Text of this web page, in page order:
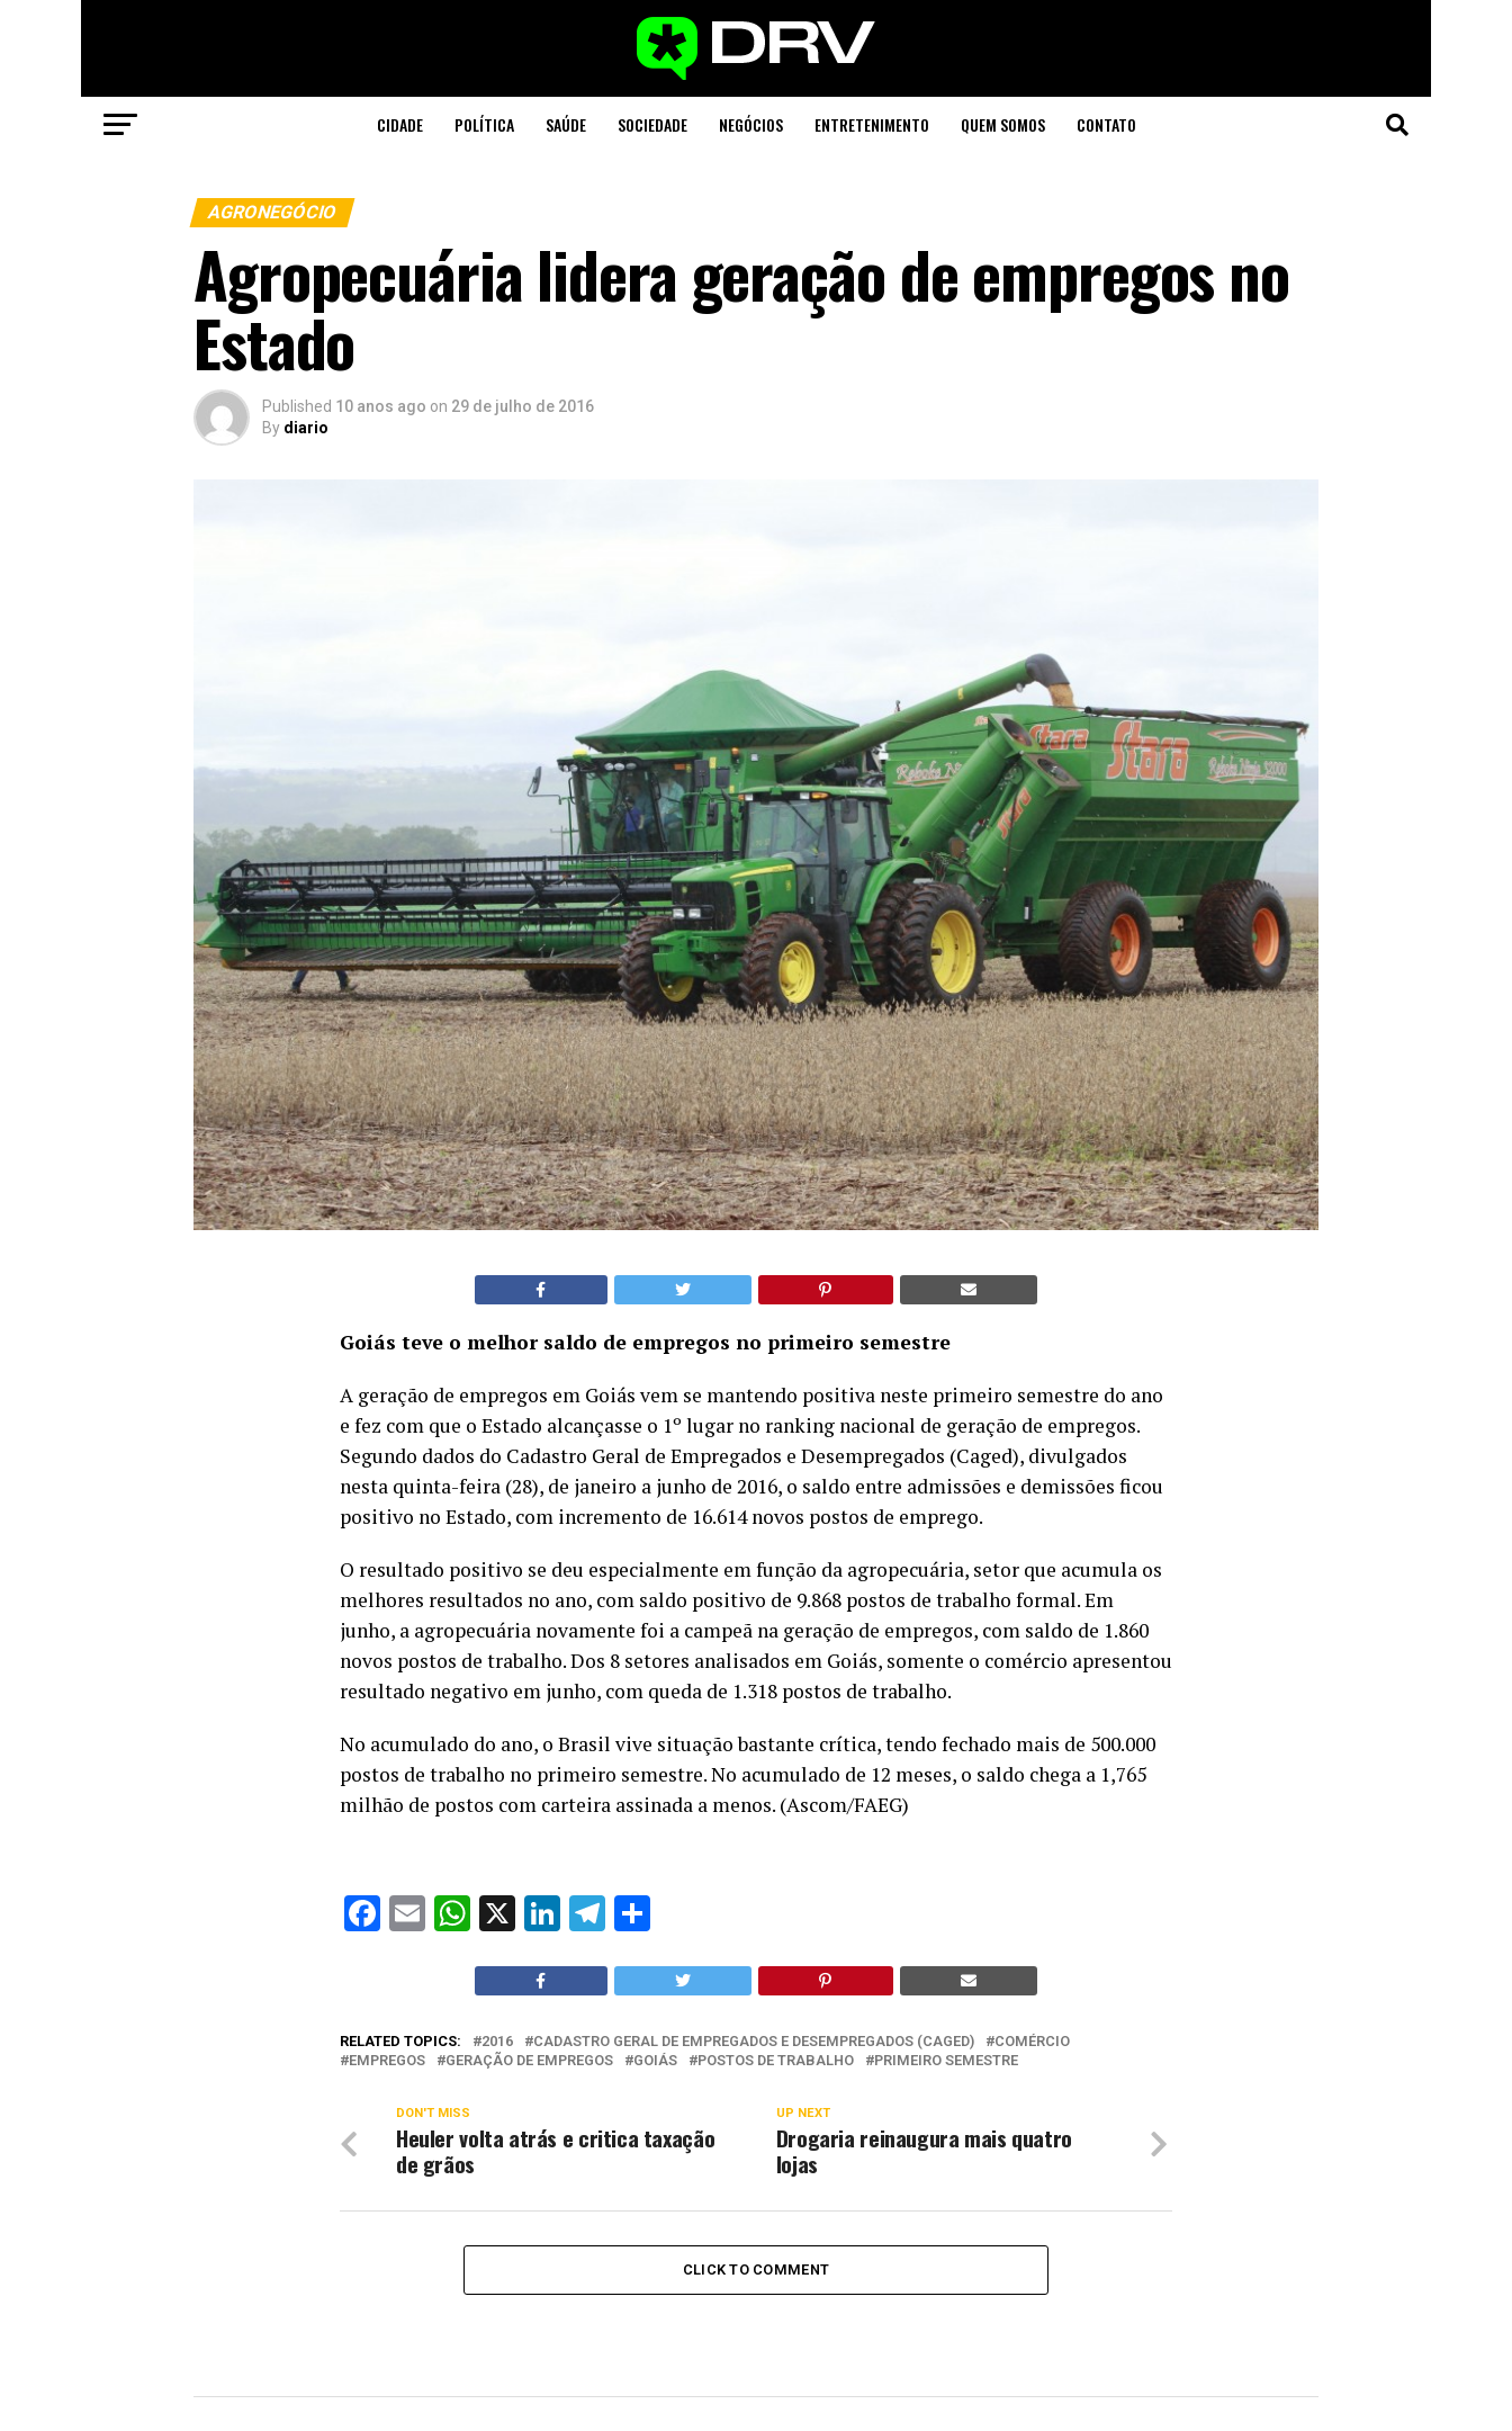
CIDADE POLÍTICA SAÚDE SOCIEDADE NEGÓCIOS ENTRETENIMENTO QUEM SOMOS CONTATO
AGRONEGÓCIO
Agropecuária lidera geração de empregos no
Estado
Published 10 anos ago on 29 de julho de 2016
By diario
Goiás teve o melhor saldo de empregos no primeiro semestre
A geração de empregos em Goiás vem se mantendo positiva neste primeiro semestre do ano
e fez com que o Estado alcançasse o 1º lugar no ranking nacional de geração de empregos.
Segundo dados do Cadastro Geral de Empregados e Desempregados (Caged), divulgados
nesta quinta-feira (28), de janeiro a junho de 2016, o saldo entre admissões e demissões ficou
positivo no Estado, com incremento de 16.614 novos postos de emprego.
O resultado positivo se deu especialmente em função da agropecuária, setor que acumula os
melhores resultados no ano, com saldo positivo de 9.868 postos de trabalho formal. Em
junho, a agropecuária novamente foi a campeã na geração de empregos, com saldo de 1.860
novos postos de trabalho. Dos 8 setores analisados em Goiás, somente o comércio apresentou
resultado negativo em junho, com queda de 1.318 postos de trabalho.
No acumulado do ano, o Brasil vive situação bastante crítica, tendo fechado mais de 500.000
postos de trabalho no primeiro semestre. No acumulado de 12 meses, o saldo chega a 1,765
milhão de postos com carteira assinada a menos. (Ascom/FAEG)
Facebook
EmailWhatsApp
X LinkedIn
Telegram
RELATED TOPICS: 2016 CADASTRO GERAL DE EMPREGADOS E DESEMPREGADOS (CAGED)
COMÉRCIO
EMPREGOS
GERAÇÃO DE EMPREGOS GOIÁS POSTOS DE TRABALHO PRIMEIRO SEMESTRE
UP NEXT
Drogaria reinaugura mais quatro
lojas
DON'T MISS
Heuler volta atrás e critica taxação
de grãos
CLICK TO COMMENT